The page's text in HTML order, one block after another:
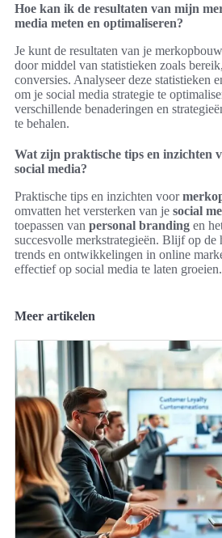
Hoe kan ik de resultaten van mijn
media meten en optimaliseren?
Je kunt de resultaten van je
door middel van statistieken zoals
conversies. Analyseer deze statistieken
om je social media strategie te
verschillende benaderingen en
te behalen.
Wat zijn praktische tips en inzichten
social media?
Praktische tips en inzichten voor
omvatten het versterken van je social
toepassen van personal branding en
succesvolle merkstrategieën. Blijf op de
trends en ontwikkelingen in online
effectief op social media te laten groeien.
Meer artikelen